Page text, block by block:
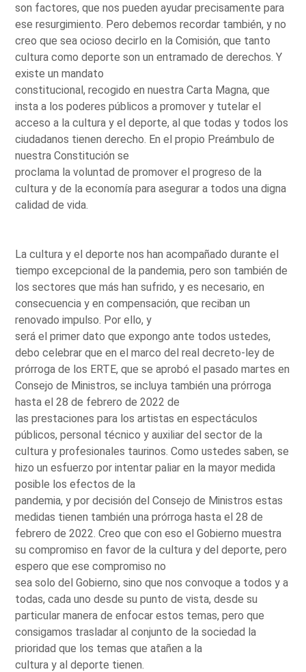
son factores, que nos pueden ayudar precisamente para
ese resurgimiento. Pero debemos recordar también, y no
creo que sea ocioso decirlo en la Comisión, que tanto
cultura como deporte son un entramado de derechos. Y
existe un mandato
constitucional, recogido en nuestra Carta Magna, que
insta a los poderes públicos a promover y tutelar el
acceso a la cultura y el deporte, al que todas y todos los
ciudadanos tienen derecho. En el propio Preámbulo de
nuestra Constitución se
proclama la voluntad de promover el progreso de la
cultura y de la economía para asegurar a todos una digna
calidad de vida.
La cultura y el deporte nos han acompañado durante el
tiempo excepcional de la pandemia, pero son también de
los sectores que más han sufrido, y es necesario, en
consecuencia y en compensación, que reciban un
renovado impulso. Por ello, y
será el primer dato que expongo ante todos ustedes,
debo celebrar que en el marco del real decreto-ley de
prórroga de los ERTE, que se aprobó el pasado martes en
Consejo de Ministros, se incluya también una prórroga
hasta el 28 de febrero de 2022 de
las prestaciones para los artistas en espectáculos
públicos, personal técnico y auxiliar del sector de la
cultura y profesionales taurinos. Como ustedes saben, se
hizo un esfuerzo por intentar paliar en la mayor medida
posible los efectos de la
pandemia, y por decisión del Consejo de Ministros estas
medidas tienen también una prórroga hasta el 28 de
febrero de 2022. Creo que con eso el Gobierno muestra
su compromiso en favor de la cultura y del deporte, pero
espero que ese compromiso no
sea solo del Gobierno, sino que nos convoque a todos y a
todas, cada uno desde su punto de vista, desde su
particular manera de enfocar estos temas, pero que
consigamos trasladar al conjunto de la sociedad la
prioridad que los temas que atañen a la
cultura y al deporte tienen.